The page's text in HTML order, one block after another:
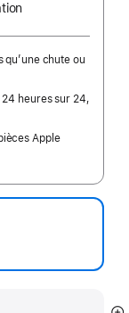
qu’une chute ou
24 heures sur 24,
Apple